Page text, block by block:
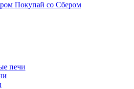
Покупай со Сбером
печи